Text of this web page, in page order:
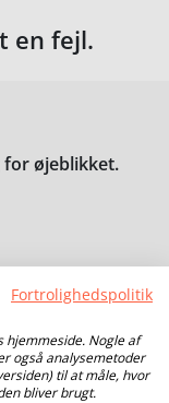
en fejl.
øjeblikket.
Fortrolighedspolitik
hjemmeside. Nogle af
også analysemetoder
til at måle, hvor
bliver brugt.